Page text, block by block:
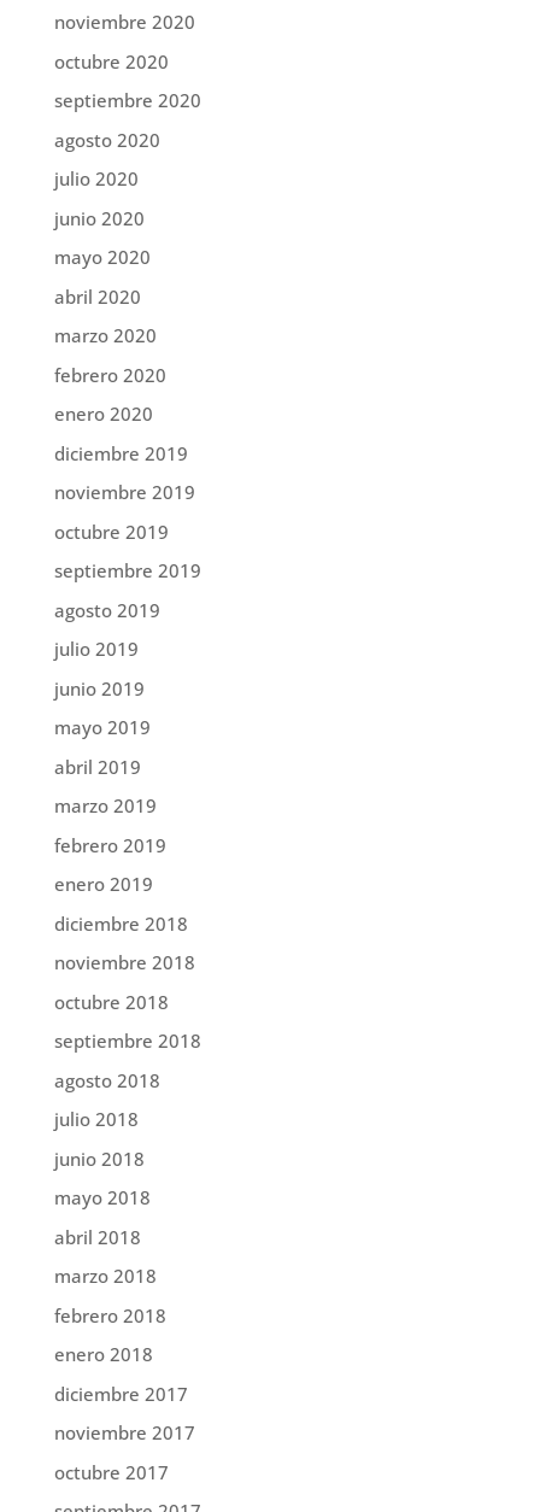
noviembre 2020
octubre 2020
septiembre 2020
agosto 2020
julio 2020
junio 2020
mayo 2020
abril 2020
marzo 2020
febrero 2020
enero 2020
diciembre 2019
noviembre 2019
octubre 2019
septiembre 2019
agosto 2019
julio 2019
junio 2019
mayo 2019
abril 2019
marzo 2019
febrero 2019
enero 2019
diciembre 2018
noviembre 2018
octubre 2018
septiembre 2018
agosto 2018
julio 2018
junio 2018
mayo 2018
abril 2018
marzo 2018
febrero 2018
enero 2018
diciembre 2017
noviembre 2017
octubre 2017